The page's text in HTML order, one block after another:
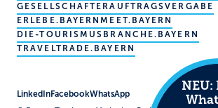
GESELLSCHAFTERAUFTRAGSVERGABE
ERLEBE.BAYERNMEET.BAYERN
DIE-TOURISMUSBRANCHE.BAYERN
TRAVELTRADE.BAYERN
LinkedInFacebookWhatsApp
NEU: